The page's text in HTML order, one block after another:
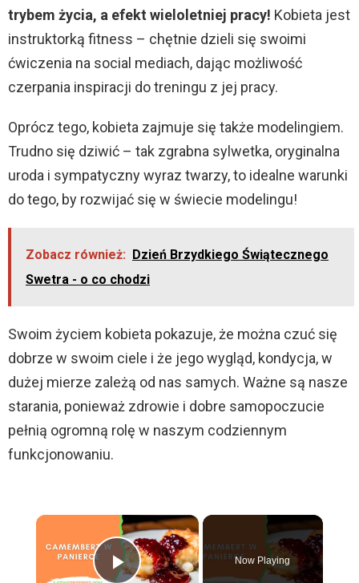
trybem życia, a efekt wieloletniej pracy! Kobieta jest
instruktorką fitness – chętnie dzieli się swoimi
ćwiczenia na social mediach, dając możliwość
czerpania inspiracji do treningu z jej pracy.
Oprócz tego, kobieta zajmuje się także modelingiem.
Trudno się dziwić – tak zgrabna sylwetka, oryginalna
uroda i sympatyczny wyraz twarzy, to idealne warunki
do tego, by rozwijać się w świecie modelingu!
Zobacz również: Dzień Brzydkiego Świątecznego
Swetra - o co chodzi
Swoim życiem kobieta pokazuje, że można czuć się
dobrze w swoim ciele i że jego wygląd, kondycja, w
dużej mierze zależą od nas samych. Ważne są nasze
starania, ponieważ zdrowie i dobre samopoczucie
pełnią ogromną rolę w naszym codziennym
funkcjonowaniu.
×
Now Playing